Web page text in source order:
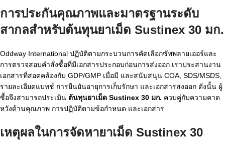
การประกันคุณภาพและมาตรฐานระดับ
สากลสำหรับต้นทุนยาเม็ด Sustinex 30 มก.
Oddway International ปฏิบัติตามกระบวนการคัดเลือกซัพพลายเออร์และ
การตรวจสอบคำสั่งซื้อที่มีเอกสารประกอบก่อนการส่งออก เราประสานงาน
เอกสารที่สอดคล้องกับ GDP/GMP เมื่อมี และสนับสนุน COA, SDS/MSDS,
รายละเอียดแบทช์ การยืนยันอายุการเก็บรักษา และเอกสารส่งออก ดังนั้น ผู้
ซื้อจึงสามารถประเมิน ต้นทุนยาเม็ด Sustinex 30 มก. ควบคู่กับความคาด
หวังด้านคุณภาพ การปฏิบัติตามข้อกำหนด และเอกสาร
เหตุผลในการจัดหายาเม็ด Sustinex 30